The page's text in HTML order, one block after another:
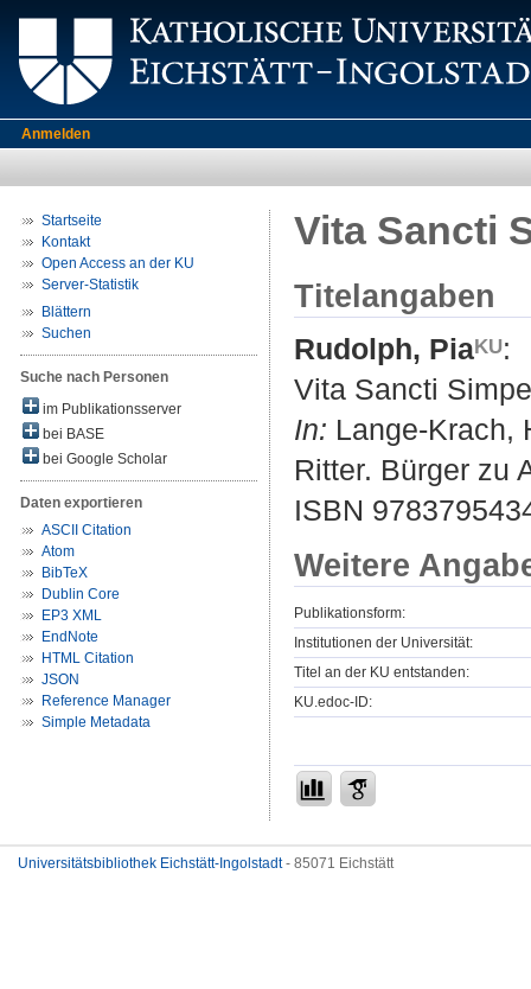
Anmelden
Startseite
Kontakt
Open Access an der KU
Server-Statistik
Blättern
Suchen
Suche nach Personen
im Publikationsserver
bei BASE
bei Google Scholar
Daten exportieren
ASCII Citation
Atom
BibTeX
Dublin Core
EP3 XML
EndNote
HTML Citation
JSON
Reference Manager
Simple Metadata
Vita Sancti
Titelangaben
Rudolph, Pia
:
Vita Sancti
In: Lange-Krach,
Ritter. Bürger zu
ISBN
Weitere
Publikationsform:
Institutionen der Universität:
Titel an der KU entstanden:
KU.edoc-ID:
Universitätsbibliothek Eichstätt-Ingolstadt- 85071 Eichstätt